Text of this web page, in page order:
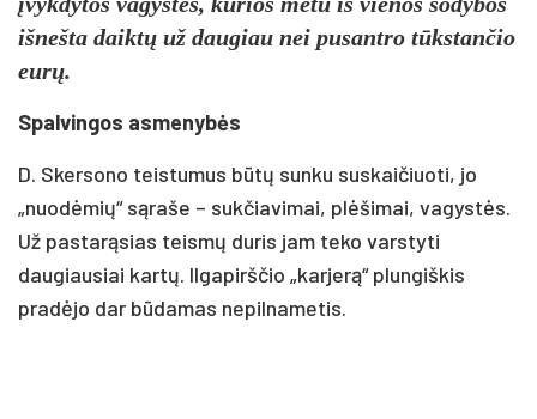
išnešta daiktų už daugiau nei pusantro tūkstančio
eurų.
Spalvingos asmenybės
D. Skersono teistumus būtų sunku suskaičiuoti, jo
„nuodėmių“ sąraše – sukčiavimai, plėšimai, vagystės.
Už pastarąsias teismų duris jam teko varstyti
daugiausiai kartų. Ilgapirščio „karjerą“ plungiškis
pradėjo dar būdamas nepilnametis.